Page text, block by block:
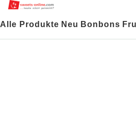
Alle Produkte Neu Bonbons